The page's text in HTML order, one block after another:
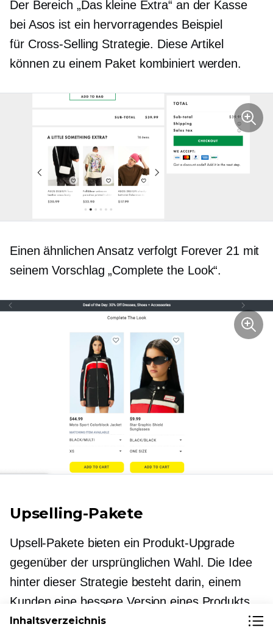
Der Bereich „Das kleine Extra“ an der Kasse
bei Asos ist ein hervorragendes Beispiel
für Cross-Selling Strategie. Diese Artikel
können zu einem Paket kombiniert werden.
Einen ähnlichen Ansatz verfolgt Forever 21 mit
seinem Vorschlag „Complete the Look“.
Upselling-Pakete
Upsell-Pakete bieten ein Produkt-Upgrade
gegenüber der ursprünglichen Wahl. Die Idee
hinter dieser Strategie besteht darin, einem
Kunden eine bessere Version eines Produkts
zu einem angemessenen Preis anzubieten.
Inhaltsverzeichnis